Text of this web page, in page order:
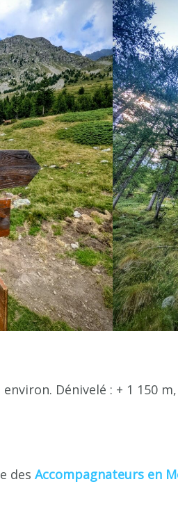
Dénivelé : + 1 150
des Accompagnateurs en